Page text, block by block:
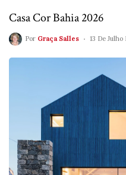
Casa Cor Bahia 2026
Por Graça Salles 13 De Julho